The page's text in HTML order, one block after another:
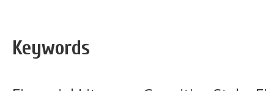
Keywords